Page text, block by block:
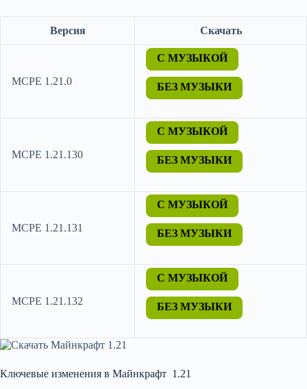
Версия Скачать
MCPE 1.21.0
С МУЗЫКОЙ
БЕЗ МУЗЫКИ
MCPE 1.21.130
С МУЗЫКОЙ
БЕЗ МУЗЫКИ
MCPE 1.21.131
С МУЗЫКОЙ
БЕЗ МУЗЫКИ
MCPE 1.21.132
С МУЗЫКОЙ
БЕЗ МУЗЫКИ
Ключевые изменения в Майнкрафт 1.21